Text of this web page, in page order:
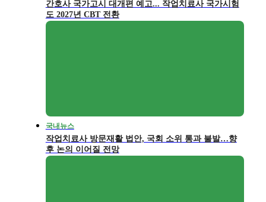
간호사 국가고시 대개편 예고... 작업치료사 국가시험
도 2027년 CBT 전환
국내뉴스
작업치료사 방문재활 법안, 국회 소위 통과 불발…향
후 논의 이어질 전망